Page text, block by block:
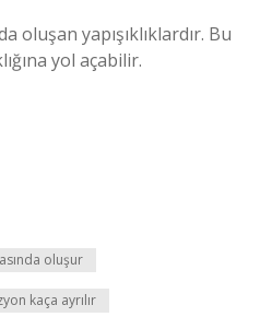
oluşan yapışıklıklardır. Bu
yol açabilir.
oluşur
kaça ayrılır